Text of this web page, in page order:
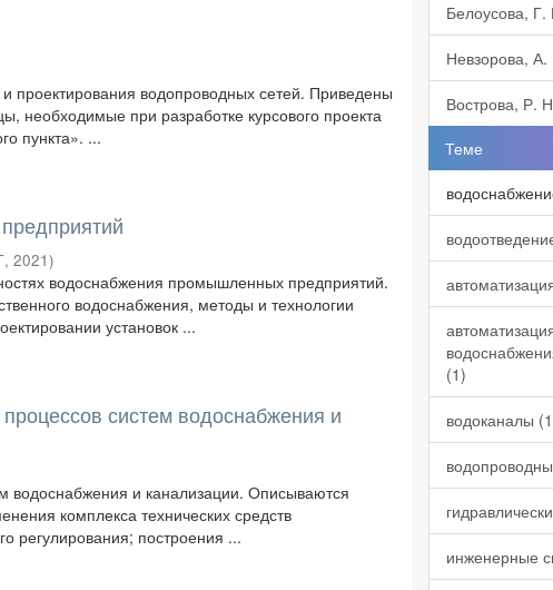
проектирования водопроводных сетей. Приведены
необходимые при разработке курсового проекта
пункта». ...
,2021)
водоснабжения промышленных предприятий.
водоснабжения, методы и технологии
установок ...
систем водоснабжения и
водоснабжения и канализации. Описываются
комплекса технических средств
регулирования; построения ...
Белоусова, Г.
Невзорова, А.
Вострова, Р.
Теме
(1)
водоканалы
инженерные